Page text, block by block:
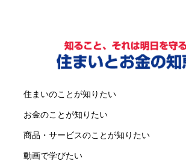
住まいのことが知りたい
お金のことが知りたい
商品・サービスのことが知りたい
動画で学びたい